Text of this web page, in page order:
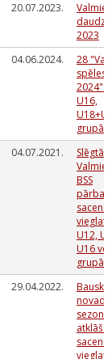
20.07.2023.
2023
04.06.2024.
28
spēles -
2024"
U16,
grupām
04.07.2021.
Slēgtās
BSS
U12,
U16
grupām
29.04.2022.
novada